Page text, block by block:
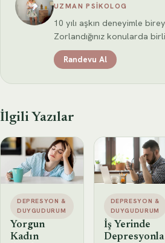
UZMAN PSIKOLOG
10 yılı aşkın deneyimle
Zorlandığınız konularda
Randevu Al
İlgili Yazılar
DEPRESYON &
DUYGUDURUM
Yorgun
Kadın
DEPRESYON &
DUYGUDURUM
İş Yerinde
Depresyonla